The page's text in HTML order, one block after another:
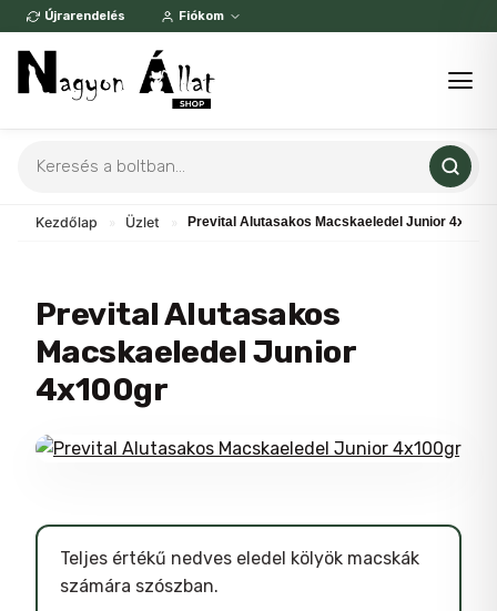
Skip
content
Újrarendelés Fiókom
search
Kezdőlap Üzlet Prevital Alutasakos Macskaeledel Junior
Prevital Alutasakos
Macskaeledel Junior
4x100gr
Teljes értékű nedves eledel kölyök macskák
számára szószban.